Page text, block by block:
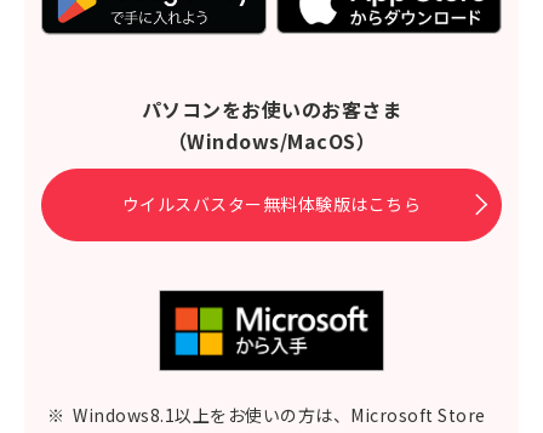
パソコンをお使いのお客さま
（Windows/MacOS）
ウイルスバスター無料体験版はこちら
※ Windows8.1以上をお使いの方は、Microsoft Store